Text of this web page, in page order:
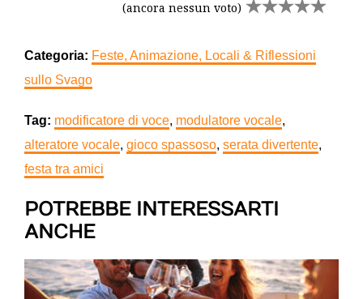
(ancora nessun voto)
Categoria: Feste, Animazione, Locali & Riflessioni
sullo Svago
Tag: modificatore di voce, modulatore vocale,
alteratore vocale, gioco spassoso, serata divertente,
festa tra amici
POTREBBE INTERESSARTI
ANCHE